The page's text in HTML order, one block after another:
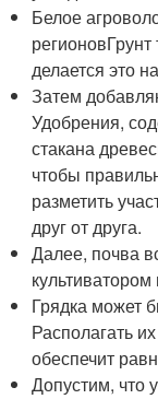
Белое
делается это
Затем
Удобрения,
стакана
чтобы
разметить
друг от друга.
Далее, почва
Грядка может
Располагать
обеспечит
Допустим, что